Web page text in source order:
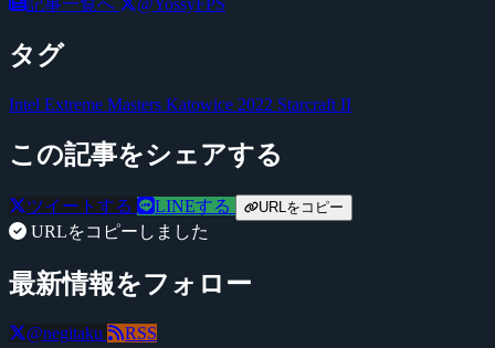
タグ
Intel Extreme Masters Katowice 2022 Starcraft II
この記事をシェアする
ツイートする LINEする URLをコピー
URLをコピーしました
最新情報をフォロー
@negitaku RSS